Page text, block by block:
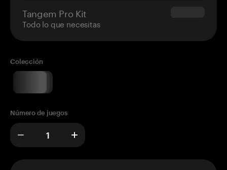
Tangem Pro Kit
Todo lo que necesitas
$180.00
Colección
Número de juegos